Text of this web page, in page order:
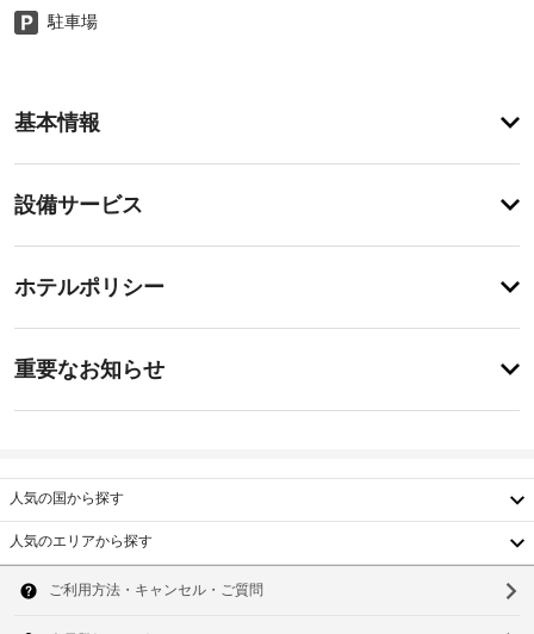
駐車場
基本情報
メ
ィ
外
ー
ど
の
シ
ン
設
備
設備サービス
設
ー
煙
ス
ペ
ー
ホテルポリシー
ェ
ッ
ク
イ
ン
21:00
施
設
定
重要なお知らせ
に
あ
人気の国から探す
韓
国
人気のエリアから探す